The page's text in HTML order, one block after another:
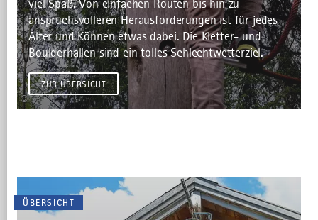
©
viel Spaß. Von einfachen Routen bis hin zu
anspruchsvolleren Herausforderungen ist für jedes
Alter und Können etwas dabei. Die Kletter- und
Boulderhallen sind ein tolles Schlechtwetterziel.
ZUR ÜBERSICHT
ÜBERSICHT